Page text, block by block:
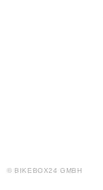
© BIKEBOX24 GMBH